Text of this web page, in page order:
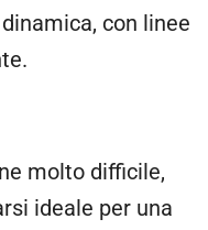
con linee
molto difficile,
ideale per una